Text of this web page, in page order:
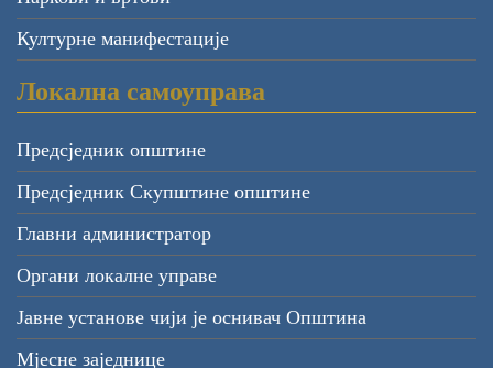
Културне манифестације
Локална самоуправа
Предсједник општине
Предсједник Скупштине општине
Главни администратор
Органи локалне управе
Јавне установе чији је оснивач Општина
Мјесне заједнице